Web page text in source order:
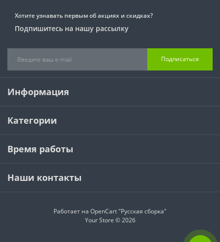
Хотите узнавать первым об акциях и скидках?
Подпишитесь на нашу рассылку
Подписаться
Информация
Категории
Время работы
Наши контакты
Работает на OpenCart "Русская сборка"
Your Store © 2026